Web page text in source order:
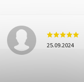
25.09.2024